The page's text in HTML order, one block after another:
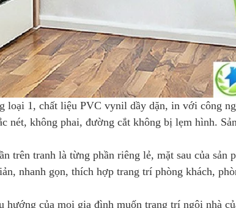
loại 1, chất liệu PVC vynil dầy dặn, in với công
nét, không phai, đường cắt không bị lẹm hình.
trên tranh là từng phần riêng lẻ, mặt sau của sản
nhanh gọn, thích hợp trang trí phòng khách,
hướng của mọi gia đình muốn trang trí ngôi nhà